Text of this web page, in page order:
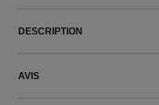
DESCRIPTION
AVIS